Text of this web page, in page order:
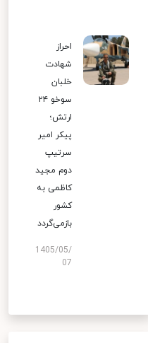
احراز
شهادت
خلبان
سوخو ۲۴
ارتش؛
پیکر امیر
سرتیپ
دوم مجید
کاظمی به
کشور
بازمی‌گردد
1405/05/
07